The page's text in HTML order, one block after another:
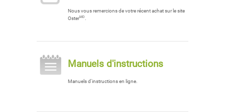
Nous vous remercions de votre récent achat sur le site
OsterMD
Manuels d'instructions
Manuels d'instructions en ligne.